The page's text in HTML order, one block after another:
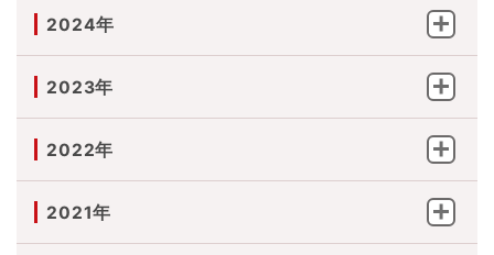
2024年
2023年
2022年
2021年